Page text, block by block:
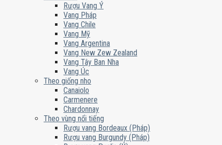
Rượu Vang Ý
Vang Pháp
Vang Chile
Vang Mỹ
Vang Argentina
Vang New Zew Zealand
Vang Tây Ban Nha
Vang Úc
Theo giống nho
Canaiolo
Carmenere
Chardonnay
Theo vùng nổi tiếng
Rượu vang Bordeaux (Pháp)
Rượu vang Burgundy (Pháp)